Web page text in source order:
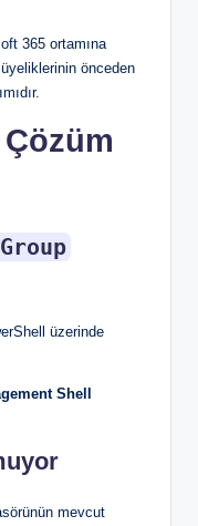
365 ortamına
önceden
Çözüm
üzerinde
Shell
mevcut